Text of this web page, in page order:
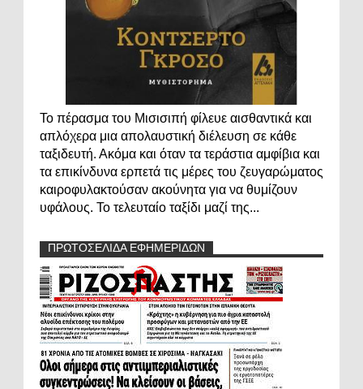
Το πέρασμα του Μισισιπή φίλευε αισθαντικά και
απλόχερα μια απολαυστική διέλευση σε κάθε
ταξιδευτή. Ακόμα και όταν τα τεράστια αμφίβια και
τα επικίνδυνα ερπετά τις μέρες του ζευγαρώματος
καιροφυλακτούσαν ακούνητα για να θυμίζουν
υφάλους. Το τελευταίο ταξίδι μαζί της...
ΠΡΩΤΟΣΕΛΙΔΑ ΕΦΗΜΕΡΙΔΩΝ